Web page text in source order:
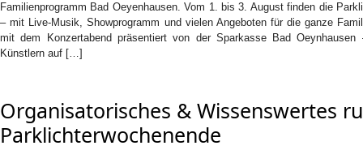
Familienprogramm Bad Oeyenhausen. Vom 1. bis 3. August finden die
– mit Live-Musik, Showprogramm und vielen Angeboten für die ganze
mit dem Konzertabend präsentiert von der Sparkasse Bad
Künstlern auf […]
Organisatorisches & Wissenswertes
Parklichterwochenende